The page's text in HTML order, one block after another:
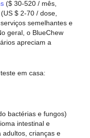
($ 30-520 / mês,
(US $ 2-70 / dose,
semelhantes e
geral, o BlueChew
apreciam a
em casa:
bactérias e fungos)
intestinal e
adultos, crianças e